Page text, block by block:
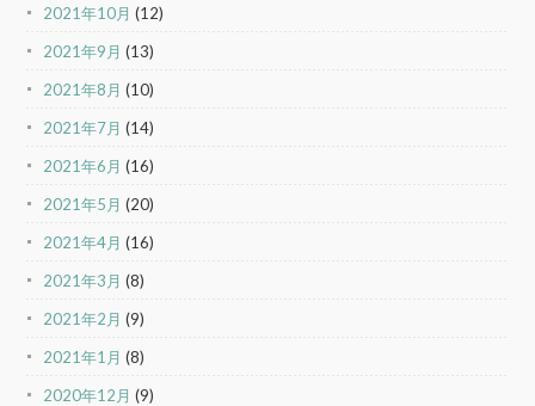
2021年10月 (12)
2021年9月 (13)
2021年8月 (10)
2021年7月 (14)
2021年6月 (16)
2021年5月 (20)
2021年4月 (16)
2021年3月 (8)
2021年2月 (9)
2021年1月 (8)
2020年12月 (9)